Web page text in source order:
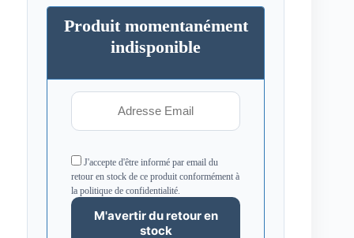
Produit momentanément
indisponible
J'accepte d'être informé par email du
retour en stock de ce produit conformément à
la politique de confidentialité.